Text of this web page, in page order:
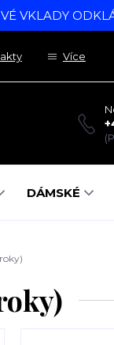
VKLADY
Více
DÁMSKÉ